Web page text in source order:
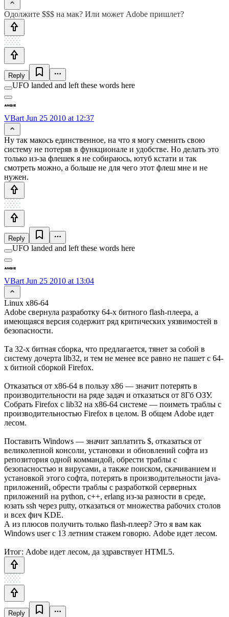
Одолжите $$$ на мак? Или может Adobe пришлет?
Reply
UFO landed and left these words here
VBart Jun 25 2010 at 12:37
Ну так макось единственное, на что я могу сменить свою
систему не потеряв в функционале и удобстве. Но делать это
только из-за флешек я не собираюсь, ютуб кстати и так
смотреть можно, а больше не для чего этот флеш мне и не
нужен.
Reply
UFO landed and left these words here
VBart Jun 25 2010 at 13:04
Linux x86-64
Adobe свернула разработку 64-х битного flash-плеера, а
имеющаяся версия содержит ряд критических уязвимостей в
безопасности.
Та 32-x битная сборка, что предлагается, тянет за собой в
систему дочерта lib32, и тем не менее все равно не пашет с 64-
x битной сборкой Firefox.
Отказаться от x86-64 в пользу x86 — значит потерять в
производительности на ряде задач и отказаться от 8Гб ОЗУ.
Собрать Firefox с lib32 на x86-64 системе — поиметь траблы с
производительностью Firefox в целом. В общем Adobe идет
лесом.
Поставить Windows — значит заплатить $, отказаться от
великолепной консоли, установки и обновлений софта из
репозитория одной коммандой, обрести траблы с
безопасностью и вирусами, а также поиском, скачиванием и
установкой этого софта, потерять в производительности java-
приложений, обрести траблы с разработкой серверных
приложений на python, c++, erlang из-за разности в среде,
юзать ssh через putty, отказаться от множества рабочих столов
и всех фич KDE.
А из плюсов получить только flash-плеер? Это я вам как
Windows user c 13 летним стажем говорю. Adobe идет лесом.
Итог: Adobe идет лесом, да здравствует HTML5.
Reply